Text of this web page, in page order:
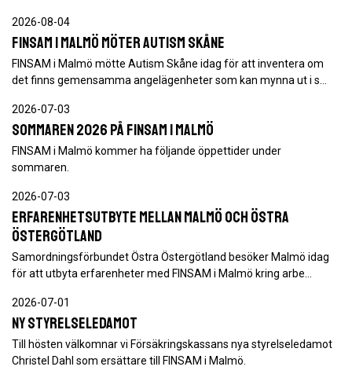
2026-08-04
FINSAM i Malmö möter Autism Skåne
FINSAM i Malmö mötte Autism Skåne idag för att inventera om
det finns gemensamma angelägenheter som kan mynna ut i s…
2026-07-03
Sommaren 2026 på FINSAM i Malmö
FINSAM i Malmö kommer ha följande öppettider under
sommaren.
2026-07-03
Erfarenhetsutbyte mellan Malmö och Östra
Östergötland
Samordningsförbundet Östra Östergötland besöker Malmö idag
för att utbyta erfarenheter med FINSAM i Malmö kring arbe…
2026-07-01
Ny styrelseledamot
Till hösten välkomnar vi Försäkringskassans nya styrelseledamot
Christel Dahl som ersättare till FINSAM i Malmö.